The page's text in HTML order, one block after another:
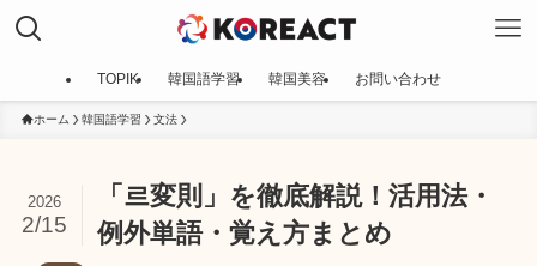
TOPIK 韓国語学習 韓国美容 お問い合わせ
ホーム 韓国語学習 文法
「르変則」を徹底解説！活用法・
例外単語・覚え方まとめ
2026
2/15